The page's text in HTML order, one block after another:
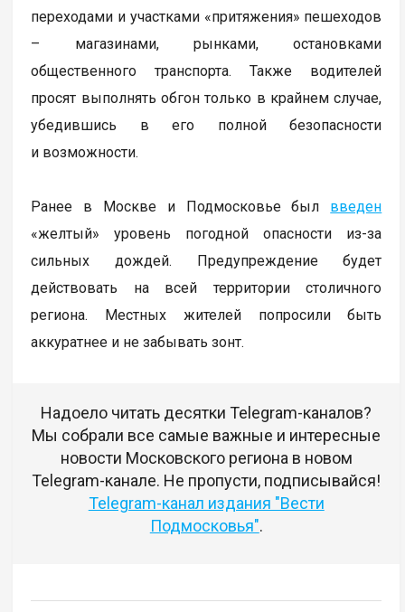
переходами и участками «притяжения» пешеходов
– магазинами, рынками, остановками
общественного транспорта. Также водителей
просят выполнять обгон только в крайнем случае,
убедившись в его полной безопасности
и возможности.
Ранее в Москве и Подмосковье был введен
«желтый» уровень погодной опасности из-за
сильных дождей. Предупреждение будет
действовать на всей территории столичного
региона. Местных жителей попросили быть
аккуратнее и не забывать зонт.
Надоело читать десятки Telegram-каналов?
Мы собрали все самые важные и интересные
новости Московского региона в новом
Telegram-канале. Не пропусти, подписывайся!
Telegram-канал издания "Вести
Подмосковья".